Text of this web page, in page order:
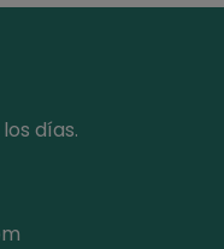
días.